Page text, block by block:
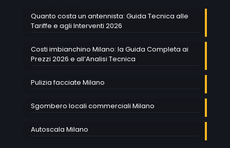
Quanto costa un antennista: Guida Tecnica alle
Tariffe e agli Interventi 2026
Costi imbianchino Milano: la Guida Completa ai
Prezzi 2026 e all’Analisi Tecnica
Pulizia facciate Milano
Sgombero locali commerciali Milano
Autoscala Milano